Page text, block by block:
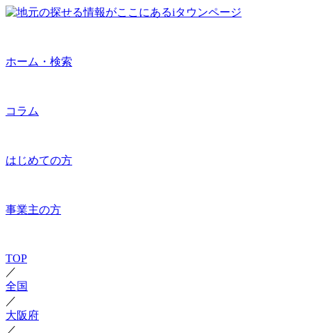
ホーム・検索
コラム
はじめての方
事業主の方
TOP
／
全国
／
大阪府
／